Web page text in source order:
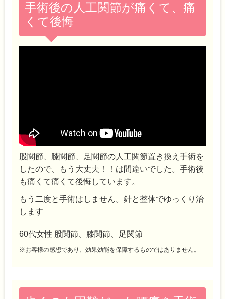
手術後の人工関節が痛くて、痛
くて後悔
股関節、膝関節、足関節の人工関節置き換え手術を
したので、もう大丈夫！！は間違いで­した。手術後
も痛くて痛くて後悔しています。
もう二度と手術はしません。針と整体でゆっくり治
します
60代女性 股関節、膝関節、足関節
※お客様の感想であり、効果効能を保障するものではありません。